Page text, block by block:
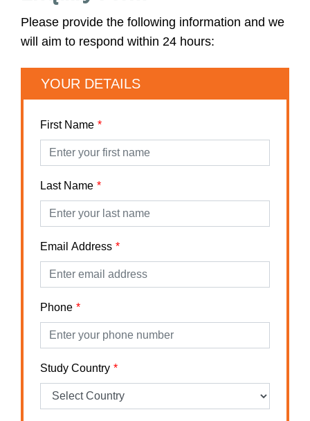
Please provide the following information and we
will aim to respond within 24 hours:
YOUR DETAILS
First Name
Last Name
Email Address
Phone
Study Country